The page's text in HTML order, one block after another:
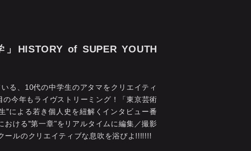
HISTORY of SUPER YOUTH
る、10代の中学生のアタマをクリエイティ
今年もライヴストリーミング！「東京芸術
による若き個人史を紐解くインタビュー番
ける”第一章"をリアルタイムに編集／撮影
ールのクリエイティブな息吹を浴びよ!!!!!!!